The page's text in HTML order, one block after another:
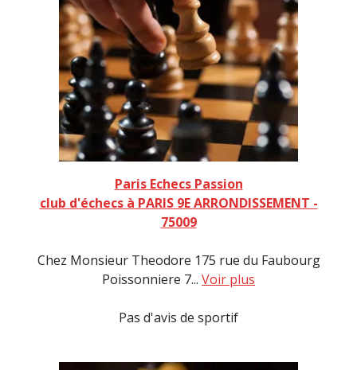
Paris Echecs Passion
club d'échecs à PARIS 9E ARRONDISSEMENT -
75009
Chez Monsieur Theodore 175 rue du Faubourg
Poissonniere 7... Voir plus
Pas d'avis de sportif